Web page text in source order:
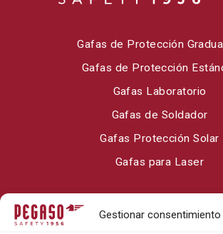
Gestionar consentimiento
Gafas de Protección
Gafas de Protección
Gafas Laboratorio
Gafas de Soldador
Gafas Protección Solar
Gafas para Laser
Sobre Pegaso Safety